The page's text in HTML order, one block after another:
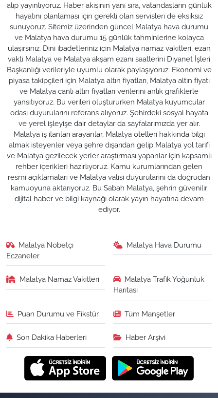
alıp yayınlıyoruz. Haber akışının yanı sıra, vatandaşların günlük
hayatını planlaması için gerekli olan servisleri de eksiksiz
sunuyoruz. Sitemiz üzerinden güncel Malatya hava durumu
ve Malatya hava durumu 15 günlük tahminlerine kolayca
ulaşırsınız. Dini ibadetleriniz için Malatya namaz vakitleri, ezan
vakti Malatya ve Malatya akşam ezanı saatlerini Diyanet İşleri
Başkanlığı verileriyle uyumlu olarak paylaşıyoruz. Ekonomi ve
piyasa takipçileri için Malatya altın fiyatları, Malatya altın fiyatı
ve Malatya canlı altın fiyatları verilerini anlık grafiklerle
yansıtıyoruz. Bu verileri oluştururken Malatya kuyumcular
odası duyurularını referans alıyoruz. Şehirdeki sosyal hayata
ve yerel işleyişe dair detaylar da sayfalarımızda yer alır.
Malatya iş ilanları arayanlar, Malatya otelleri hakkında bilgi
almak isteyenler veya şehre dışarıdan gelip Malatya yol tarifi
ve Malatya gezilecek yerler araştırması yapanlar için kapsamlı
rehber içerikleri hazırlıyoruz. Kamu kurumlarından gelen
resmi açıklamaları ve Malatya valisi duyurularını da doğrudan
kamuoyuna aktarıyoruz. Bu Sabah Malatya, şehrin güvenilir
dijital haber ve bilgi kaynağı olarak yayın hayatına devam
ediyor.
Malatya Nöbetçi
Eczaneler
Malatya Hava Durumu
Malatya Namaz Vakitleri
Malatya Trafik Yoğunluk
Haritası
Puan Durumu ve Fikstür Tüm Manşetler
Son Dakika Haberleri Haber Arşivi